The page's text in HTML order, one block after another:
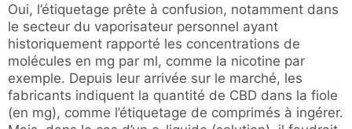
Oui, l’étiquetage prête à confusion, notamment dans
le secteur du vaporisateur personnel ayant
historiquement rapporté les concentrations de
molécules en mg par ml, comme la nicotine par
exemple. Depuis leur arrivée sur le marché, les
fabricants indiquent la quantité de CBD dans la fiole
(en mg), comme l’étiquetage de comprimés à ingérer.